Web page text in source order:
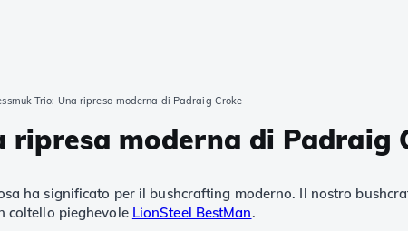
Trio: Una ripresa moderna di Padraig Croke
ripresa moderna di Padraig
ha significato per il bushcrafting moderno. Il nostro
coltello pieghevole LionSteel BestMan.